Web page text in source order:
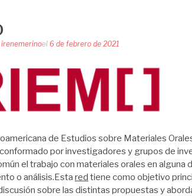
irenemerinoel 6 de febrero de 2021
de Estudios sobre Materiales
por investigadores y grupos de
el trabajo con materiales orales en alguna
o análisis.Esta red tiene como objetivo
sobre las distintas propuestas y